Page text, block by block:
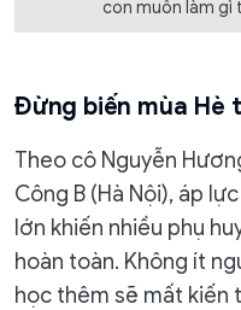
con muốn làm gì
Đừng biến mùa Hè
Theo cô Nguyễn
Công B (Hà Nội), áp
lớn khiến nhiều phụ
hoàn toàn. Không ít
học thêm sẽ mất kiến